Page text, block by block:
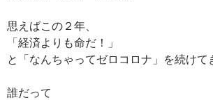
思えばこの２年、
「経済よりも命だ！」
と「なんちゃってゼロコロナ」を続けて
誰だって